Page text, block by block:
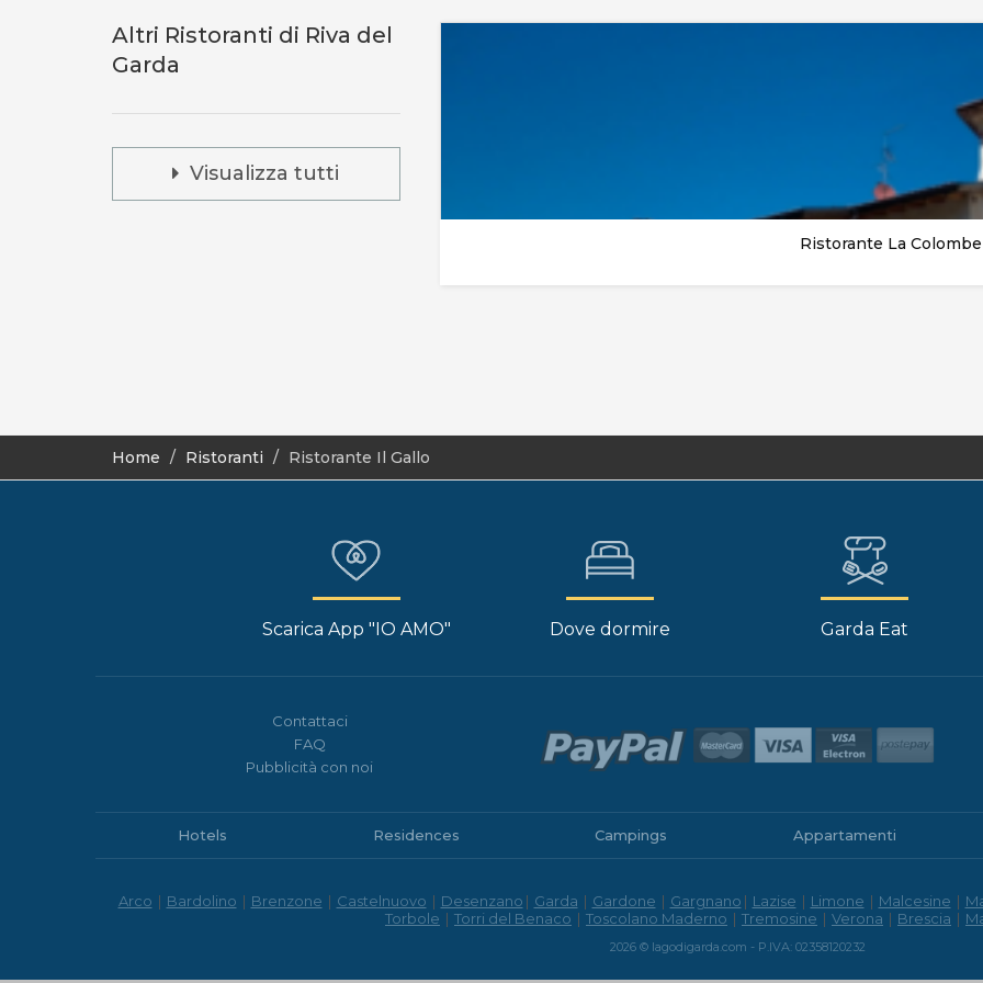
Altri Ristoranti di Riva del
Garda
Visualizza tutti
Ristorante La
Home Ristoranti Ristorante Il Gallo
Scarica App "IO AMO" Dove dormire Garda Eat
Contattaci
FAQ
Pubblicità con noi
Hotels Residences Campings Appartamenti
Arco | Bardolino | Brenzone | Castelnuovo | Desenzano | Garda | Gardone | Gargnano | Lazise | Limone | Malcesine |
Torbole | Torri del Benaco | Toscolano Maderno | Tremosine | Verona | Brescia |
2026 © lagodigarda.com - P.IVA: 02358120232